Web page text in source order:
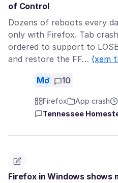
of Control
Dozens of reboots every
only with Firefox. Tab
ordered to support to
and restore the FF… (xem
Mở 10
Firefox App crash
Tennessee
Firefox in Windows shows